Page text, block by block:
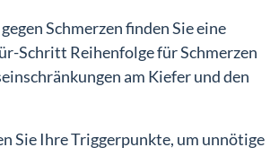
Schmerzen finden Sie eine
Schritt Reihenfolge für Schmerzen
am Kiefer und den
Sie Ihre Triggerpunkte, um unnötige